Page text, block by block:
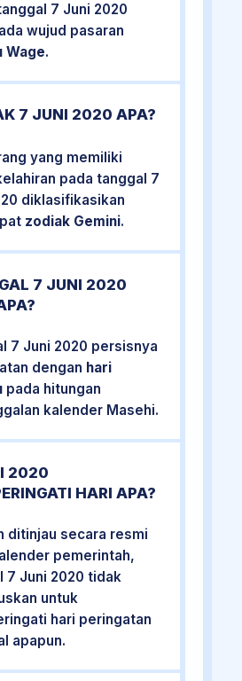
7 Juni 2020
wujud pasaran
Wage.
7 JUNI 2020 APA?
yang memiliki
pada tanggal 7
diklasifikasikan
zodiak Gemini.
7 JUNI 2020
7 Juni 2020 persisnya
dengan hari
pada hitungan
kalender Masehi.
2020
HARI APA?
ditinjau secara resmi
pemerintah,
7 Juni 2020 tidak
untuk
hari peringatan
apapun.